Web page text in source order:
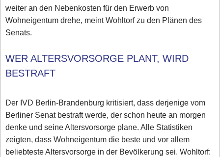
weiter an den Nebenkosten für den Erwerb von
Wohneigentum drehe, meint Wohltorf zu den Plänen des
Senats.
WER ALTERSVORSORGE PLANT, WIRD
BESTRAFT
Der IVD Berlin-Brandenburg kritisiert, dass derjenige vom
Berliner Senat bestraft werde, der schon heute an morgen
denke und seine Altersvorsorge plane. Alle Statistiken
zeigten, dass Wohneigentum die beste und vor allem
beliebteste Altersvorsorge in der Bevölkerung sei. Wohltorf: